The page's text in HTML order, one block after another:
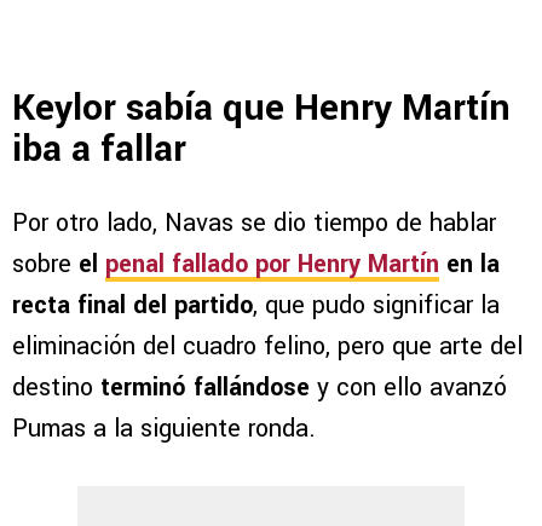
Keylor sabía que Henry Martín
iba a fallar
Por otro lado, Navas se dio tiempo de hablar
sobre el penal fallado por Henry Martín en la
recta final del partido, que pudo significar la
eliminación del cuadro felino, pero que arte del
destino terminó fallándose y con ello avanzó
Pumas a la siguiente ronda.